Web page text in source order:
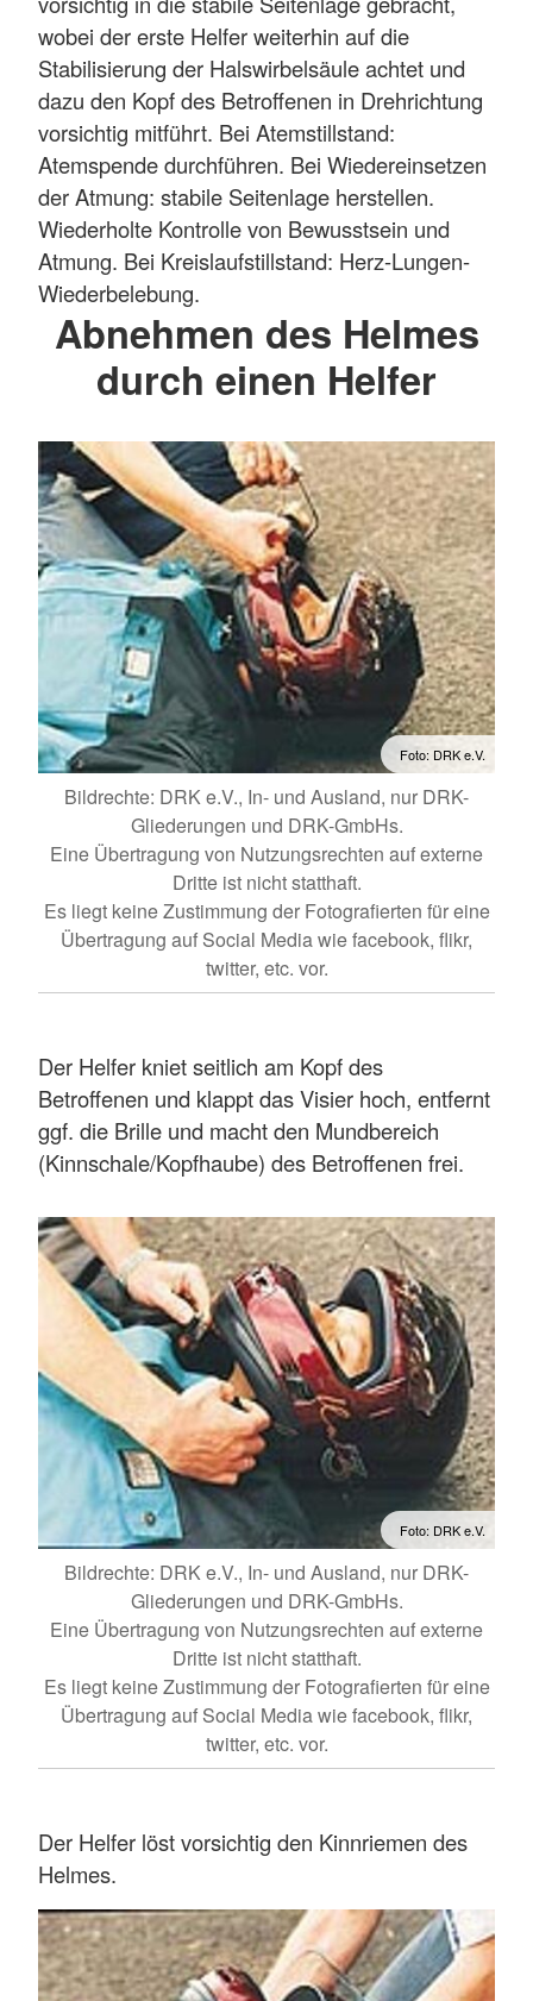
wobei der erste Helfer weiterhin auf die
Stabilisierung der Halswirbelsäule achtet und
dazu den Kopf des Betroffenen in Drehrichtung
vorsichtig mitführt. Bei Atemstillstand:
Atemspende durchführen. Bei Wiedereinsetzen
der Atmung: stabile Seitenlage herstellen.
Wiederholte Kontrolle von Bewusstsein und
Atmung. Bei Kreislaufstillstand: Herz-Lungen-
Wiederbelebung.
Abnehmen des Helmes
durch einen Helfer
Foto: DRK e.V.
Bildrechte: DRK e.V., In- und Ausland, nur DRK-
Gliederungen und DRK-GmbHs.
Eine Übertragung von Nutzungsrechten auf externe
Dritte ist nicht statthaft.
Es liegt keine Zustimmung der Fotografierten für eine
Übertragung auf Social Media wie facebook, flikr,
twitter, etc. vor.
Der Helfer kniet seitlich am Kopf des
Betroffenen und klappt das Visier hoch, entfernt
ggf. die Brille und macht den Mundbereich
(Kinnschale/Kopfhaube) des Betroffenen frei.
Foto: DRK e.V.
Bildrechte: DRK e.V., In- und Ausland, nur DRK-
Gliederungen und DRK-GmbHs.
Eine Übertragung von Nutzungsrechten auf externe
Dritte ist nicht statthaft.
Es liegt keine Zustimmung der Fotografierten für eine
Übertragung auf Social Media wie facebook, flikr,
twitter, etc. vor.
Der Helfer löst vorsichtig den Kinnriemen des
Helmes.